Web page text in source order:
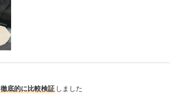
徹底的に比較検証 しました